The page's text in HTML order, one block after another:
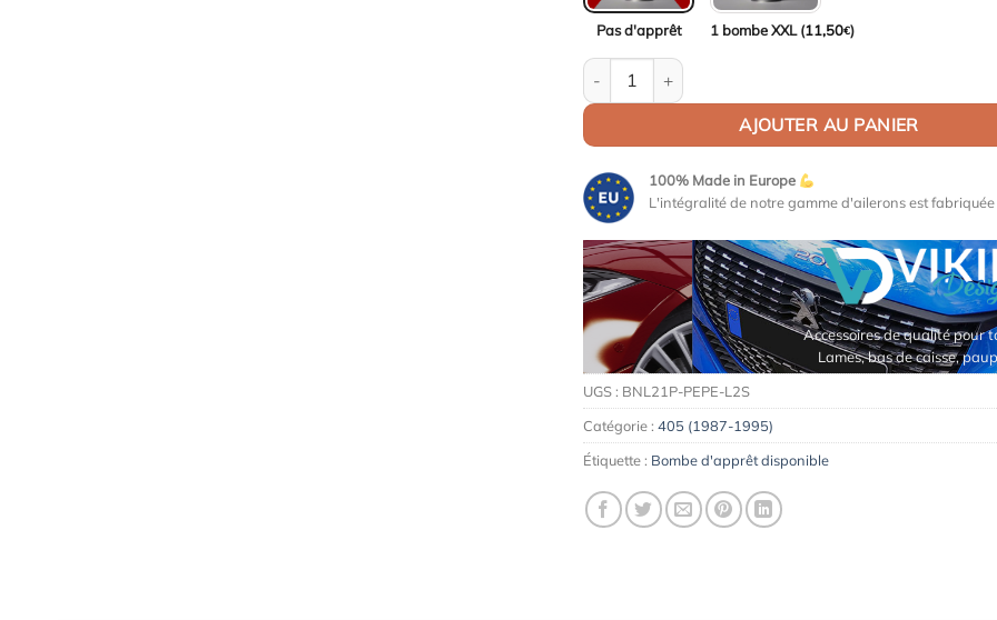
Pas d'apprêt 1 bombe XXL (11,50€)
quantité de Aileron / Becquet Origine Replica pour
AJOUTER AU PANIER
100% Made in Europe
L'intégralité de notre gamme d'ailerons est fabriquée
Accessoires de qualité pour ta voiture
Lames, bas de caisse, paupières, etc.
UGS : BNL21P-PEPE-L2S
Catégorie : 405 (1987-1995)
Étiquette : Bombe d'apprêt disponible